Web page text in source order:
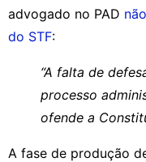
advogado no PAD
do STF:
“A falta de
processo
ofende a
A fase de produção